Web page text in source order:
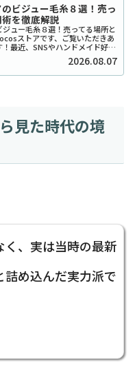
のビジュー毛糸８選！売っ
を徹底解説
ジュー毛糸８選！売ってる場所と
ストアです、ご覧いただきあ
！最近、SNSやハンドメイド好き
で可愛い！」と話題沸騰中の、セ
糸をご存知ですか？キラキ...
2026.08.07
見た時代の境
く、実は当時の最新
詰め込んだ実力派で